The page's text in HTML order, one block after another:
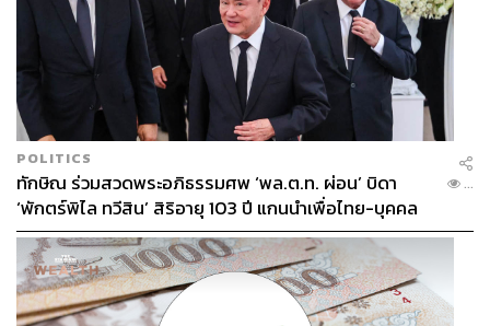
POLITICS
ทักษิณ ร่วมสวดพระอภิธรรมศพ ‘พล.ต.ท. ผ่อน’ บิดา
‘พักตร์พิไล ทวีสิน’ สิริอายุ 103 ปี แกนนำเพื่อไทย-บุคคล
หลากวงการร่วมอาลัย
...